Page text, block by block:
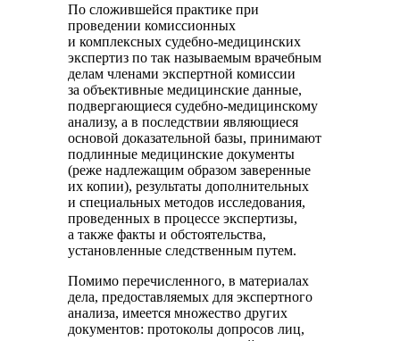
По сложившейся практике при
проведении комиссионных
и комплексных судебно-медицинских
экспертиз по так называемым врачебным
делам членами экспертной комиссии
за объективные медицинские данные,
подвергающиеся судебно-медицинскому
анализу, а в последствии являющиеся
основой доказательной базы, принимают
подлинные медицинские документы
(реже надлежащим образом заверенные
их копии), результаты дополнительных
и специальных методов исследования,
проведенных в процессе экспертизы,
а также факты и обстоятельства,
установленные следственным путем.
Помимо перечисленного, в материалах
дела, предоставляемых для экспертного
анализа, имеется множество других
документов: протоколы допросов лиц,